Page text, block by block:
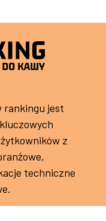
rankingu jest
z
techniczne